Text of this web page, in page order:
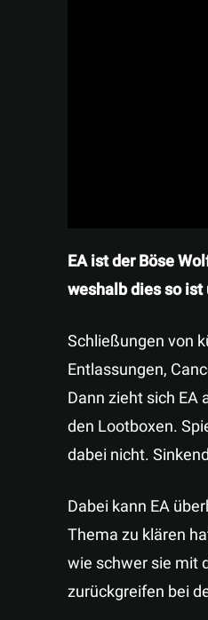
EA ist der Böse
weshalb dies so
Schließungen von
Entlassungen,
Dann zieht sich EA
den Lootboxen.
dabei nicht.
Dabei kann EA
Thema zu klären
wie schwer sie mit
zurückgreifen bei